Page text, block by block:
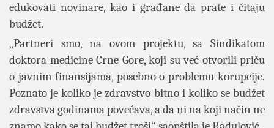
edukovati novinare, kao i građane da prate i čitaju
budžet.
„Partneri smo, na ovom projektu, sa Sindikatom
doktora medicine Crne Gore, koji su već otvorili priču
o javnim finansijama, posebno o problemu korupcije.
Poznato je koliko je zdravstvo bitno i koliko se budžet
zdravstva godinama povećava, a da ni na koji način ne